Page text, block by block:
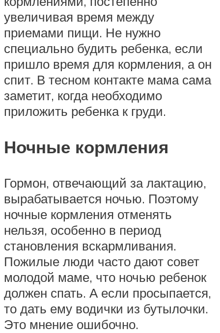
увеличивая время между
приемами пищи. Не нужно
специально будить ребенка, если
пришло время для кормления, а он
спит. В тесном контакте мама сама
заметит, когда необходимо
приложить ребенка к груди.
Ночные кормления
Гормон, отвечающий за лактацию,
вырабатывается ночью. Поэтому
ночные кормления отменять
нельзя, особенно в период
становления вскармливания.
Пожилые люди часто дают совет
молодой маме, что ночью ребенок
должен спать. А если просыпается,
то дать ему водички из бутылочки.
Это мнение ошибочно.